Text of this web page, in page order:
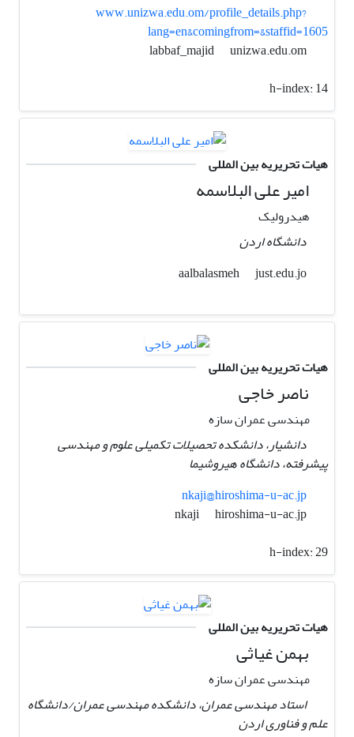
www.unizwa.edu.om/profile_details.php?
lang=en&comingfrom=&staffid=1605
unizwa.edu.om
h-index:14
هیات تحریریه بین المللی
امیر علی البلاسمه
هیدرولیک
دانشگاه اردن
just.edu.jo
هیات تحریریه بین المللی
ناصر خاجی
مهندسی عمران سازه
دانشیار، دانشکده تحصیلات تکمیلی علوم و مهندسی
پیشرفته، دانشگاه هیروشیما
nkaji@hiroshima-u-ac.jp
hiroshima-u-ac.jp
h-index:29
هیات تحریریه بین المللی
بهمن غیاثی
مهندسی عمران سازه
استاد مهندسی عمران، دانشکده مهندسی عمران/دانشگاه
علم و فناوری اردن